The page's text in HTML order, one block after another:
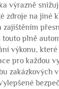
výrazně
zdroje na jiné
touto plně
výkonu,
pro každou
zakázkových